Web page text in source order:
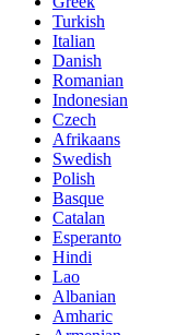
Turkish
Italian
Danish
Romanian
Indonesian
Czech
Afrikaans
Swedish
Polish
Basque
Catalan
Esperanto
Hindi
Lao
Albanian
Amharic